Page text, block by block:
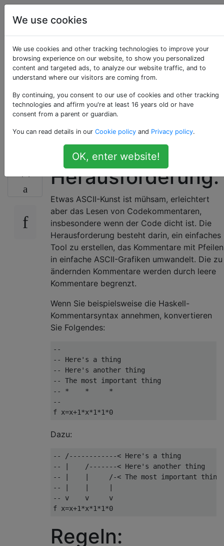
Programmierrätsel
& Code Golf
Erstellen Sie ein
einfaches Tool für
hübsche
Kommentare
14 Herausforderung:
Etwas ASCII-Kunst ist mühsam, erleichtert
aber das Lesen von Codekommentaren,
insbesondere wenn der Code dicht ist. Die
Herausforderung besteht darin, ein einfaches
Tool zu erstellen, das Kommentare mit Pfeilen
in einfache ASCII-Grafiken umwandelt. Die zu
ändernden Kommentare werden durch leere
Kommentare begrenzt.
Wenn Sie beispielsweise die Haskell-
Kommentarsyntax annehmen, konvertieren
Sie Folgendes:
--
-- Here's a thing
-- Here's another thing
-- The most important thing
-- *    *     *
--
Dazu:
-- /------------< Here's a thing
-- |    /-------< Here's another thing
-- |    |     /-< The most important thing
-- |    |     |
-- v    v     v
Regeln:
We use cookies
We use cookies and other tracking technologies to improve your
browsing experience on our website, to show you personalized
content and targeted ads, to analyze our website traffic, and to
understand where our visitors are coming from.
By continuing, you consent to our use of cookies and other tracking
technologies and affirm you're at least 16 years old or have
consent from a parent or guardian.
You can read details in our Cookie policy and Privacy policy.
OK, enter website!